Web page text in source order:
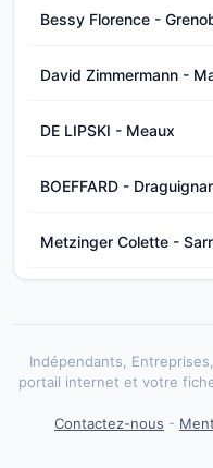
Bessy Florence -
David Zimmermann -
DE LIPSKI - Meaux
BOEFFARD -
Metzinger Colette -
Indépendants,
portail internet et votre
Contactez-nous -